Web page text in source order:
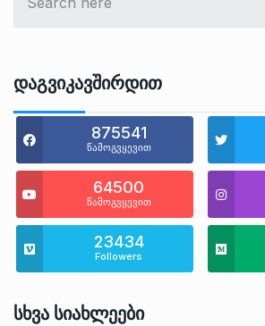
Დაგვიკავშირდით
875541
წამოგვყევით
64500
წამოგვყევით
23434
Followers
Სხვა Სიახლეები